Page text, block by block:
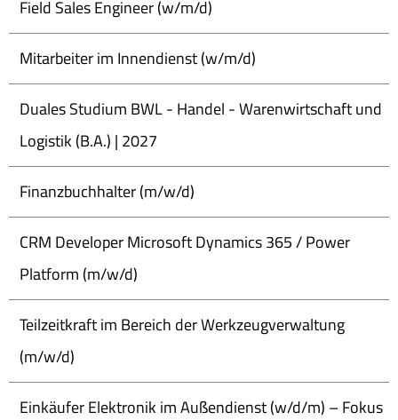
Field Sales Engineer (w/m/d)
Mitarbeiter im Innendienst (w/m/d)
Duales Studium BWL - Handel - Warenwirtschaft und
Logistik (B.A.) | 2027
Finanzbuchhalter (m/w/d)
CRM Developer Microsoft Dynamics 365 / Power
Platform (m/w/d)
Teilzeitkraft im Bereich der Werkzeugverwaltung
(m/w/d)
Einkäufer Elektronik im Außendienst (w/d/m) – Fokus